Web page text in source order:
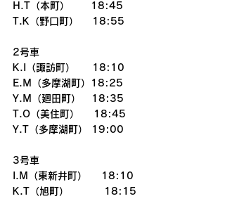
H.T（本町）      18:45
T.K（野口町）　 18:55
2号車
K.I（諏訪町）　  18:10
E.M（多摩湖町）18:25
Y.M（廻田町）   18:35
T.O（美住町）    18:45
Y.T（多摩湖町） 19:00
3号車
I.M（東新井町）    18:10
K.T（旭町）          18:15